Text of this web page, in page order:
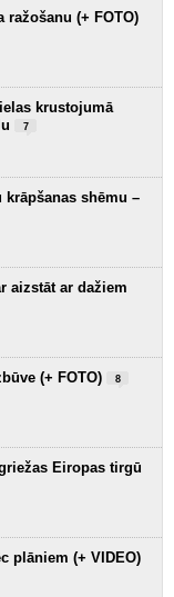
ražošanu (+ FOTO)
krustojumā
7
shēmu –
aizstāt ar dažiem
(+ FOTO) 8
Eiropas tirgū
plāniem (+ VIDEO)